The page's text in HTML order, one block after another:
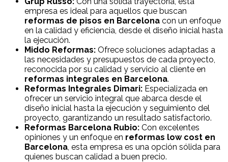
empresa es ideal para aquellos que buscan
reformas de pisos en Barcelona con un enfoque
en la calidad y eficiencia, desde el diseño inicial hasta
la ejecución.
Middo Reformas: Ofrece soluciones adaptadas a
las necesidades y presupuestos de cada proyecto,
reconocida por su calidad y servicio al cliente en
reformas integrales en Barcelona.
Reformas Integrales Dimari: Especializada en
ofrecer un servicio integral que abarca desde el
diseño inicial hasta la ejecución y seguimiento del
proyecto, garantizando un resultado satisfactorio.
Reformas Barcelona Rubio: Con excelentes
opiniones y un enfoque en reformas low cost en
Barcelona , esta empresa es una opción sólida para
quienes buscan calidad a buen precio.